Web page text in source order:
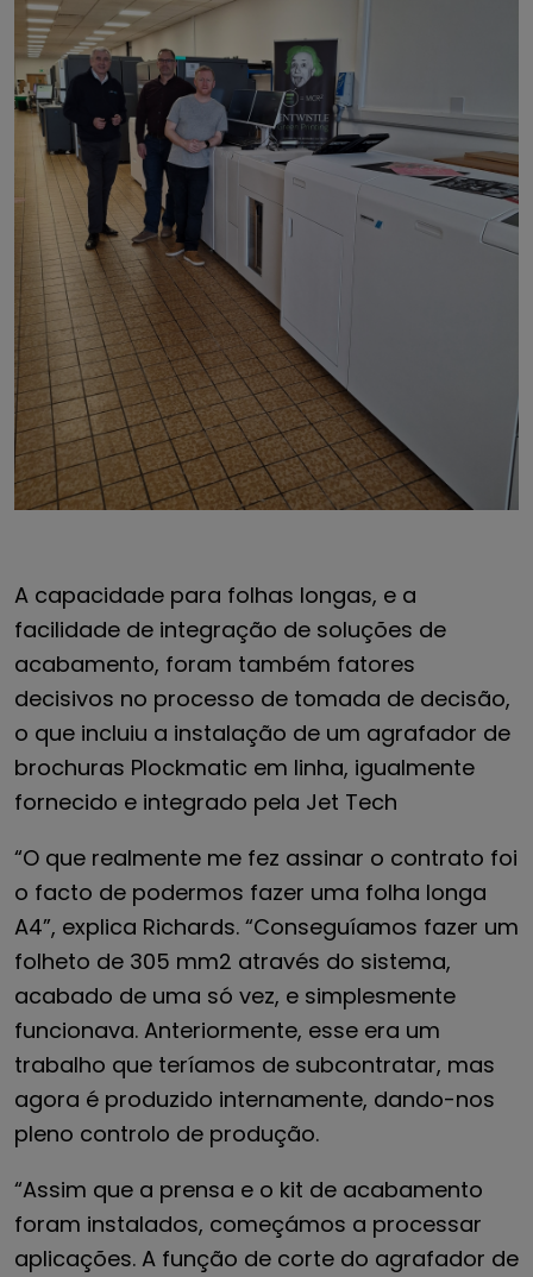
A capacidade para folhas longas, e a
facilidade de integração de soluções de
acabamento, foram também fatores
decisivos no processo de tomada de decisão,
o que incluiu a instalação de um agrafador de
brochuras Plockmatic em linha, igualmente
fornecido e integrado pela Jet Tech
“O que realmente me fez assinar o contrato foi
o facto de podermos fazer uma folha longa
A4”, explica Richards. “Conseguíamos fazer um
folheto de 305 mm2 através do sistema,
acabado de uma só vez, e simplesmente
funcionava. Anteriormente, esse era um
trabalho que teríamos de subcontratar, mas
agora é produzido internamente, dando-nos
pleno controlo de produção.
“Assim que a prensa e o kit de acabamento
foram instalados, começámos a processar
aplicações. A função de corte do agrafador de